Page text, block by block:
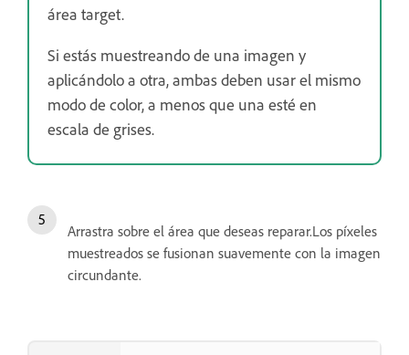
área target.
Si estás muestreando de una imagen y
aplicándolo a otra, ambas deben usar el mismo
modo de color, a menos que una esté en
escala de grises.
Arrastra sobre el área que deseas reparar.Los píxeles
muestreados se fusionan suavemente con la imagen
circundante.